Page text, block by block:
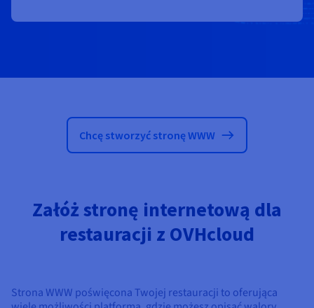
Chcę stworzyć stronę WWW
Załóż stronę internetową dla
restauracji z OVHcloud
Strona WWW poświęcona Twojej restauracji to oferująca